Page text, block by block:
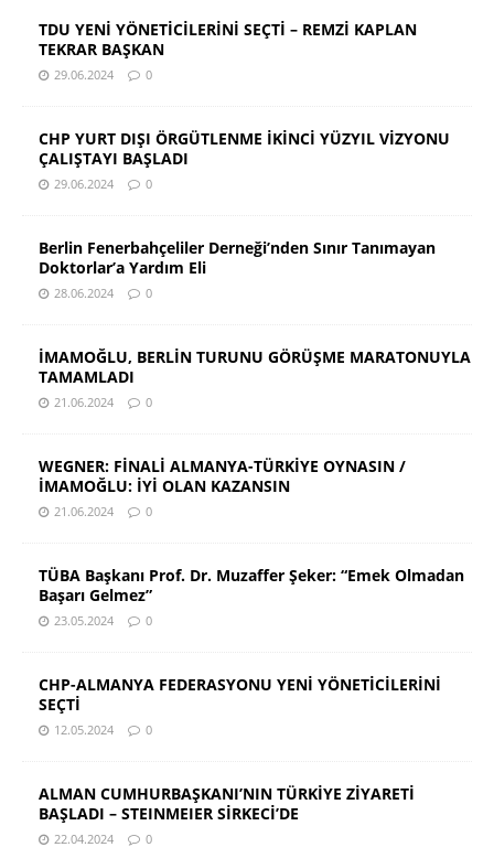
TDU YENİ YÖNETİCİLERİNİ SEÇTİ – REMZİ KAPLAN
TEKRAR BAŞKAN
29.06.2024 0
CHP YURT DIŞI ÖRGÜTLENME İKİNCİ YÜZYIL VİZYONU
ÇALIŞTAYI BAŞLADI
29.06.2024 0
Berlin Fenerbahçeliler Derneği’nden Sınır Tanımayan
Doktorlar’a Yardım Eli
28.06.2024 0
İMAMOĞLU, BERLİN TURUNU GÖRÜŞME MARATONUYLA
TAMAMLADI
21.06.2024 0
WEGNER: FİNALİ ALMANYA-TÜRKİYE OYNASIN /
İMAMOĞLU: İYİ OLAN KAZANSIN
21.06.2024 0
TÜBA Başkanı Prof. Dr. Muzaffer Şeker: “Emek Olmadan
Başarı Gelmez”
23.05.2024 0
CHP-ALMANYA FEDERASYONU YENİ YÖNETİCİLERİNİ
SEÇTİ
12.05.2024 0
ALMAN CUMHURBAŞKANI’NIN TÜRKİYE ZİYARETİ
BAŞLADI – STEINMEIER SİRKECİ’DE
22.04.2024 0